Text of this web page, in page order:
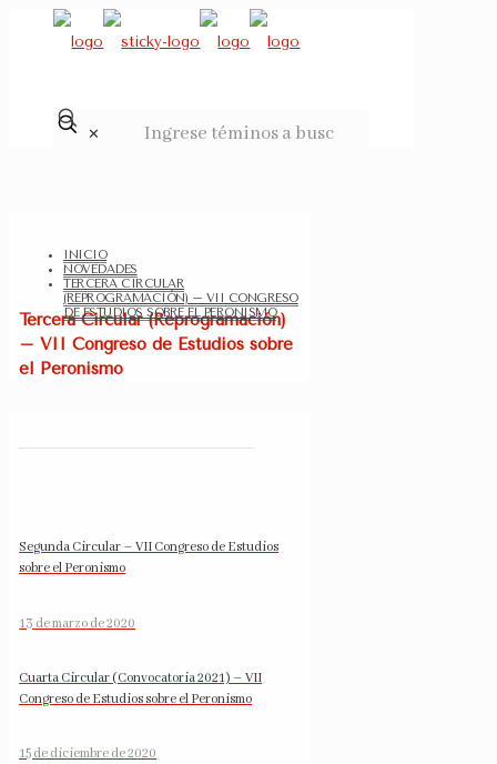
✕
Tercera Circular (Reprogramación)
– VII Congreso de Estudios sobre
el Peronismo
INICIO
NOVEDADES
TERCERA CIRCULAR
(REPROGRAMACIÓN) – VII CONGRESO
DE ESTUDIOS SOBRE EL PERONISMO
Segunda Circular – VII Congreso de Estudios
sobre el Peronismo
13 de marzo de 2020
Cuarta Circular (Convocatoria 2021) – VII
Congreso de Estudios sobre el Peronismo
15 de diciembre de 2020